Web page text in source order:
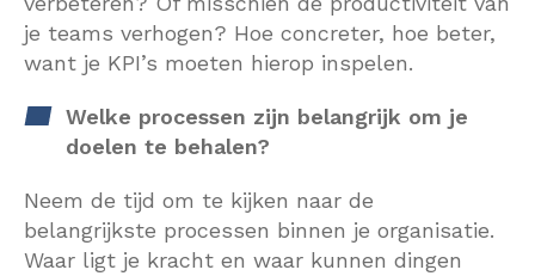
je teams verhogen? Hoe concreter, hoe beter,
want je KPI’s moeten hierop inspelen.
Welke processen zijn belangrijk om je
doelen te behalen?
Neem de tijd om te kijken naar de
belangrijkste processen binnen je organisatie.
Waar ligt je kracht en waar kunnen dingen